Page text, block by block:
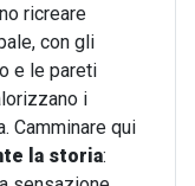
ricreare
con gli
e le pareti
i
Camminare qui
la storia: